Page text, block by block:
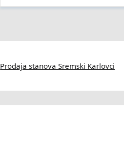
Prodaja stanova Sremski Karlovci